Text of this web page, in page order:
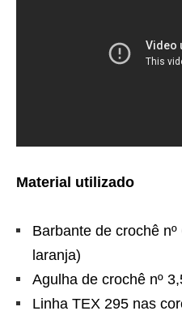
Material utilizado
Barbante de crochê
laranja)
Agulha de crochê nº
Linha TEX 295 nas